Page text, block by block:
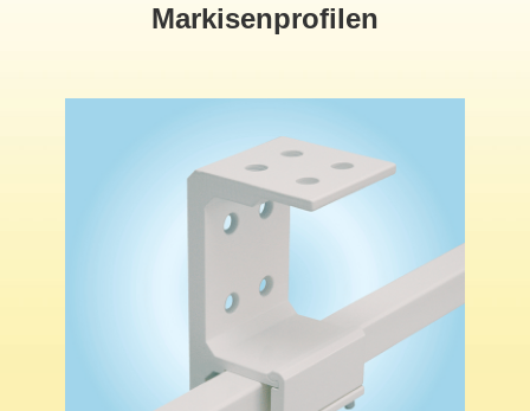
Markisenprofilen